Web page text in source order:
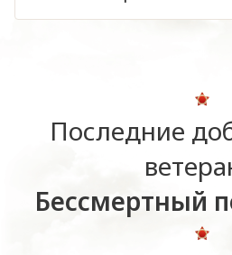
Последние
Бессмертный